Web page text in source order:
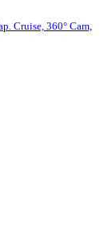
Cruise, 360° Cam,